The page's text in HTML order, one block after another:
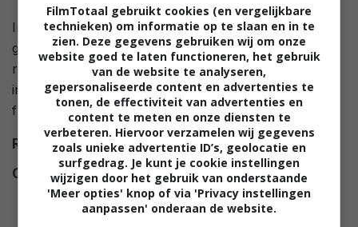
In The Angry Birds Movie 3 staat Red voor zijn
grootste uitdaging tot nu toe: vader zijn én de wereld
redden. Red en Silver hebben samen drie kinderen en
in de trailer vertelt hij dat het vaderschap zijn
fulltimebezigheid is.
Regie John Rice.
Cast
Keke Palmer ,Lily James,Jason
Sudeikis ,Sam Richardson,Josh
Gad ,Rachel Bloom,Anna
FilmTotaal gebruikt cookies (en vergelijkbare
technieken) om informatie op te slaan en in te
zien. Deze gegevens gebruiken wij om onze
website goed te laten functioneren, het gebruik
van de website te analyseren,
gepersonaliseerde content en advertenties te
tonen, de effectiviteit van advertenties en
content te meten en onze diensten te
verbeteren. Hiervoor verzamelen wij gegevens
zoals unieke advertentie ID’s, geolocatie en
surfgedrag. Je kunt je cookie instellingen
wijzigen door het gebruik van onderstaande
'Meer opties' knop of via 'Privacy instellingen
aanpassen' onderaan de website.